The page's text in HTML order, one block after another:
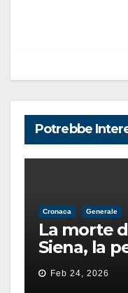
Potrebbe
Cronaca Generale
La morte
Siena, la
pista di
finita male
Feb 24, 2026